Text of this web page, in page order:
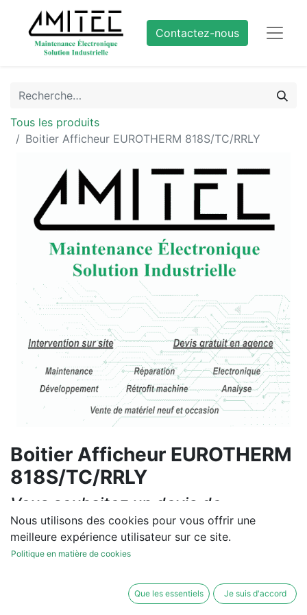
Contactez-nous
Tous les produits
Boitier Afficheur EUROTHERM 818S/TC/RRLY
Boitier Afficheur EUROTHERM
818S/TC/RRLY
Vous souhaitez un devis de
réparation ou de vente, un
diagnostic sur site?
Nous utilisons des cookies pour vous offrir une
meilleure expérience utilisateur sur ce site.
Politique en matière de cookies
Que les essentiels Je suis d'accord